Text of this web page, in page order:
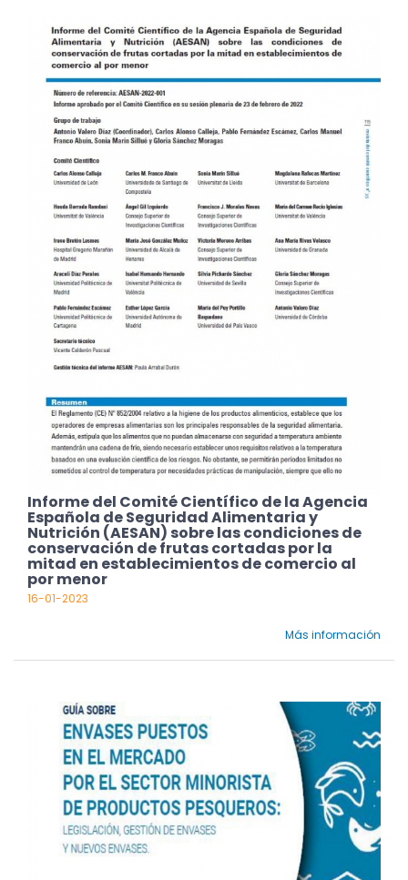
Informe del Comité Científico de la Agencia
Española de Seguridad Alimentaria y
Nutrición (AESAN) sobre las condiciones de
conservación de frutas cortadas por la
mitad en establecimientos de comercio al
por menor
16-01-2023
Más información